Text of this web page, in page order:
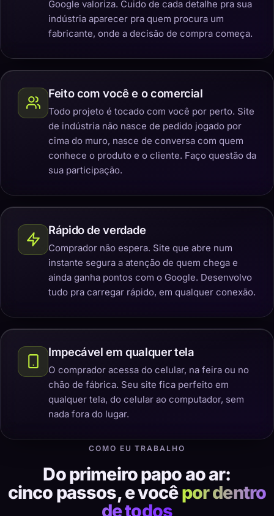
Google valoriza. Cuido de cada detalhe pra sua
indústria aparecer pra quem procura um
fabricante, onde a decisão de compra começa.
Feito com você e o comercial
Todo projeto é tocado com você por perto. Site
de indústria não nasce de pedido jogado por
cima do muro, nasce de conversa com quem
conhece o produto e o cliente. Faço questão da
sua participação.
Rápido de verdade
Comprador não espera. Site que abre num
instante segura a atenção de quem chega e
ainda ganha pontos com o Google. Desenvolvo
tudo pra carregar rápido, em qualquer conexão.
Impecável em qualquer tela
O comprador acessa do celular, na feira ou no
chão de fábrica. Seu site fica perfeito em
qualquer tela, do celular ao computador, sem
nada fora do lugar.
COMO EU TRABALHO
Do primeiro papo ao ar:
cinco passos, e vocêpor dentro
de todos